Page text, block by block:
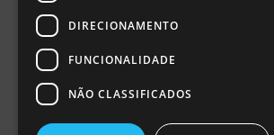
DIRECIONAMENTO
FUNCIONALIDADE
NÃO CLASSIFICADOS